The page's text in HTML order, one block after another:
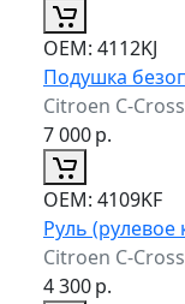
ОЕМ: 4112KJ
Подушка
Citroen C-
7 000р.
ОЕМ: 4109KF
Руль (рулевое
Citroen C-
4 300р.